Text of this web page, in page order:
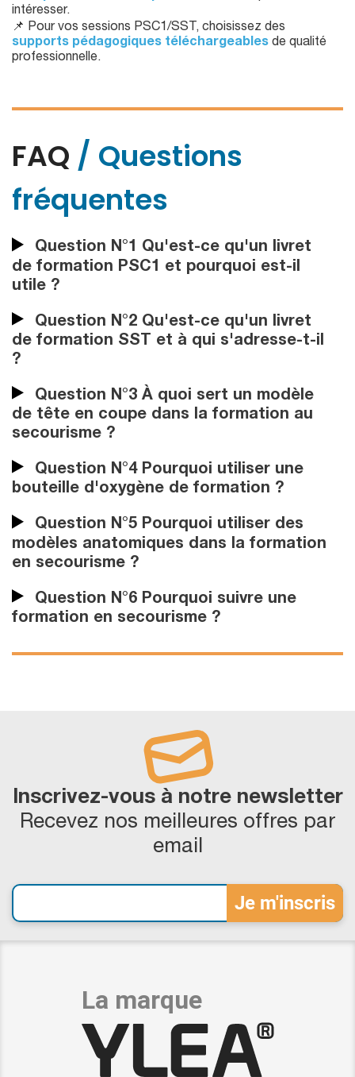
intéresser.
📌 Pour vos sessions PSC1/SST, choisissez des
supports pédagogiques téléchargeables de qualité
professionnelle.
FAQ / Questions
fréquentes
Question N°1 Qu'est-ce qu'un livret
de formation PSC1 et pourquoi est-il
utile ?
Question N°2 Qu'est-ce qu'un livret
de formation SST et à qui s'adresse-t-il
?
Question N°3 À quoi sert un modèle
de tête en coupe dans la formation au
secourisme ?
Question N°4 Pourquoi utiliser une
bouteille d'oxygène de formation ?
Question N°5 Pourquoi utiliser des
modèles anatomiques dans la formation
en secourisme ?
Question N°6 Pourquoi suivre une
formation en secourisme ?
Inscrivez-vous à notre newsletter
Recevez nos meilleures offres par
email